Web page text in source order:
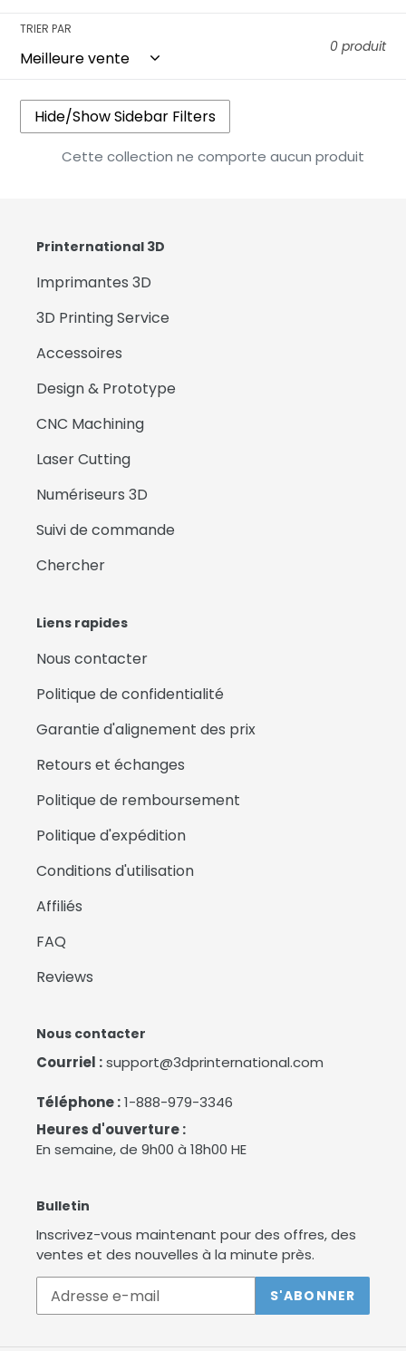
TRIER PAR
0 produit
Cette collection ne comporte aucun produit
Printernational 3D
Imprimantes 3D
3D Printing Service
Accessoires
Design & Prototype
CNC Machining
Laser Cutting
Numériseurs 3D
Suivi de commande
Chercher
Liens rapides
Nous contacter
Politique de confidentialité
Garantie d'alignement des prix
Retours et échanges
Politique de remboursement
Politique d'expédition
Conditions d'utilisation
Affiliés
FAQ
Reviews
Nous contacter
Courriel :support@3dprinternational.com
Téléphone :1-888-979-3346
Heures d'ouverture :
En semaine, de 9h00 à 18h00 HE
Bulletin
Inscrivez-vous maintenant pour des offres, des
ventes et des nouvelles à la minute près.
S'ABONNER